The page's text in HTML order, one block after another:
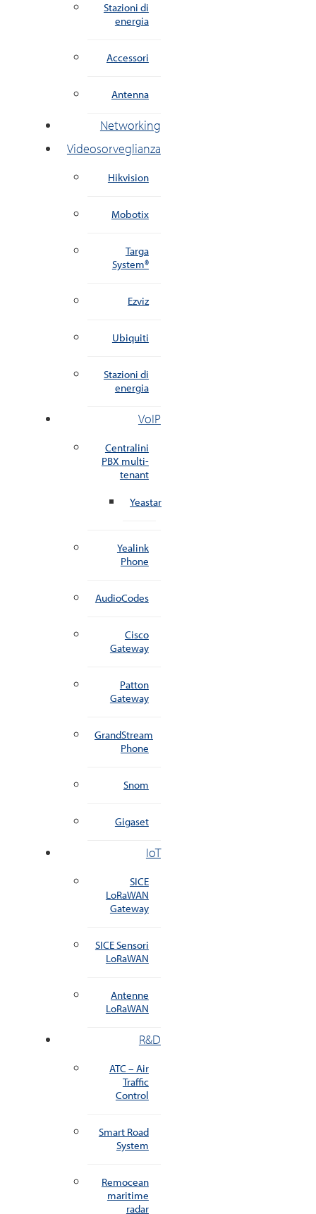
Stazioni di
energia
Accessori
Antenna
Networking
Videosorveglianza
Hikvision
Mobotix
Targa
System®
Ezviz
Ubiquiti
Stazioni di
energia
VoIP
Centralini
PBX multi-
tenant
Yeastar
Yealink
Phone
AudioCodes
Cisco
Gateway
Patton
Gateway
GrandStream
Phone
Snom
Gigaset
IoT
SICE
LoRaWAN
Gateway
SICE Sensori
LoRaWAN
Antenne
LoRaWAN
R&D
ATC – Air
Traffic
Control
Smart Road
System
Remocean
maritime
radar